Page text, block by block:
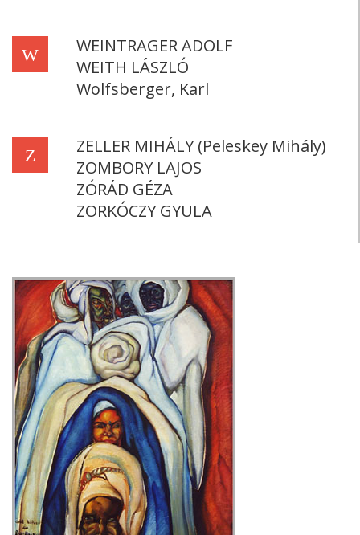
W
WEINTRAGER ADOLF
WEITH LÁSZLÓ
Wolfsberger, Karl
Z
ZELLER MIHÁLY (Peleskey Mihály)
ZOMBORY LAJOS
ZÓRÁD GÉZA
ZORKÓCZY GYULA